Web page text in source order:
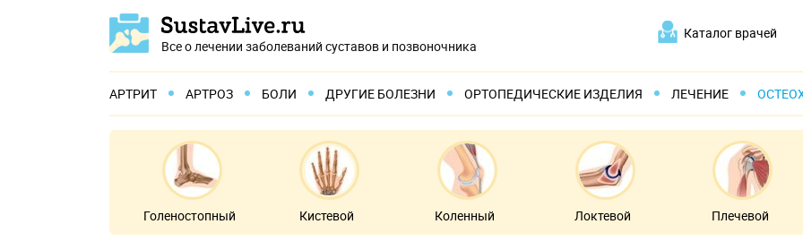
Все о лечении заболеваний суставов и позвоночника
Каталог врачей
АРТРИТ АРТРОЗ БОЛИ ДРУГИЕ БОЛЕЗНИ ОРТОПЕДИЧЕСКИЕ ИЗДЕЛИЯ ЛЕЧЕНИЕ
Голеностопный Кистевой Коленный Локтевой Плечевой